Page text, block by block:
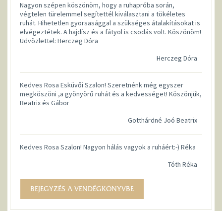
Nagyon szépen köszönöm, hogy a ruhapróba során,
végtelen türelemmel segítettél kiválasztani a tökéletes
ruhát. Hihetetlen gyorsasággal a szükséges átalakításokat is
elvégeztétek. A hajdísz és a fátyol is csodás volt. Köszönöm!
Üdvözlettel: Herczeg Dóra
Herczeg Dóra
Kedves Rosa Esküvői Szalon! Szeretnénk még egyszer
megköszöni ,a gyönyörű ruhát és a kedvességet! Köszönjük,
Beatrix és Gábor
Gotthárdné Joó Beatrix
Kedves Rosa Szalon! Nagyon hálás vagyok a ruháért:-) Réka
Tóth Réka
BEJEGYZÉS A VENDÉGKÖNYVBE